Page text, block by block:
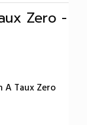
Zero -
A Taux Zero